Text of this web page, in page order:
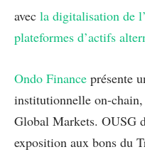
avec la digitalisation de
plateformes d’actifs
Ondo Finance présente
institutionnelle on-
Global Markets. OUSG
exposition aux bons du